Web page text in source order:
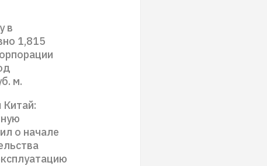
в
1,815
м.
о начале